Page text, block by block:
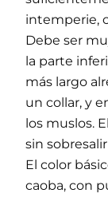
intemperie,
Debe ser
la parte
más largo
un collar, y
los muslos.
sin
El color
caoba, con